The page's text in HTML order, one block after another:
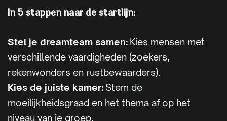
In 5 stappen naar de startlijn:
Stel je dreamteam samen: Kies mensen met
verschillende vaardigheden (zoekers,
rekenwonders en rustbewaarders).
Kies de juiste kamer: Stem de
moeilijkheidsgraad en het thema af op het
niveau van je groep.